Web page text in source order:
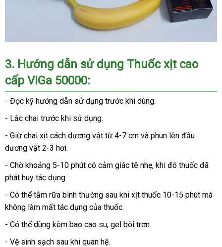
3. Hướng dẫn sử dụng Thuốc xịt cao
cấp ViGa 50000:
- Đọc kỹ hướng dẫn sử dụng trước khi dùng.
- Lắc chai trước khi sử dụng.
- Giữ chai xịt cách dương vật từ 4-7 cm và phun lên đầu
dương vật 2-3 hơi.
- Chờ khoảng 5-10 phút có cảm giác tê nhẹ, khi đó thuốc đã
phát huy tác dụng.
- Có thể tắm rữa bình thường sau khi xịt thuốc 10-15 phút mà
không làm mất tác dụng của thuốc.
- Có thể dùng kèm bao cao su, gel bôi trơn.
- Vệ sinh sạch sau khi quan hệ.